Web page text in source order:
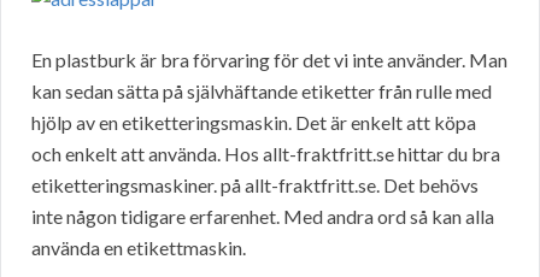
En plastburk är bra förvaring för det vi inte använder. Man
kan sedan sätta på självhäftande etiketter från rulle med
hjölp av en etiketteringsmaskin. Det är enkelt att köpa
och enkelt att använda. Hos allt-fraktfritt.se hittar du bra
etiketteringsmaskiner. på allt-fraktfritt.se. Det behövs
inte någon tidigare erfarenhet. Med andra ord så kan alla
använda en etikettmaskin.